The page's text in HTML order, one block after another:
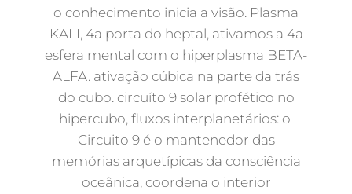
o conhecimento inicia a visão. Plasma
KALI, 4a porta do heptal, ativamos a 4a
esfera mental com o hiperplasma BETA-
ALFA. ativação cúbica na parte da trás
do cubo. circuíto 9 solar profético no
hipercubo, fluxos interplanetários: o
Circuito 9 é o mantenedor das
memórias arquetípicas da consciência
oceânica, coordena o interior